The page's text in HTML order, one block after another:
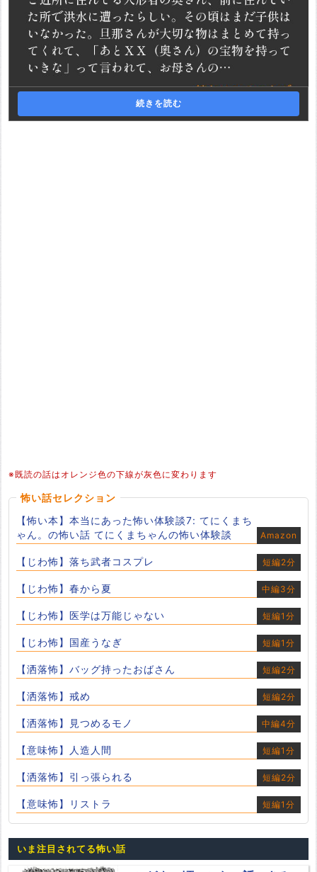
続きを読む
※既読の話はオレンジ色の下線が灰色に変わります
怖い話セレクション
【怖い本】本当にあった怖い体験談7: てにくまち
ゃん。の怖い話 てにくまちゃんの怖い体験談
Amazon
【じわ怖】落ち武者コスプレ 短編2分
【じわ怖】春から夏 中編3分
【じわ怖】医学は万能じゃない 短編1分
【じわ怖】国産うなぎ 短編1分
【洒落怖】バッグ持ったおばさん 短編2分
【洒落怖】戒め 短編2分
【洒落怖】見つめるモノ 中編4分
【意味怖】人造人間 短編1分
【洒落怖】引っ張られる 短編2分
【意味怖】リストラ 短編1分
いま注目されてる怖い話